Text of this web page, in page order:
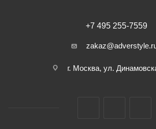
+7 495 255-7559
г. Москва, ул.